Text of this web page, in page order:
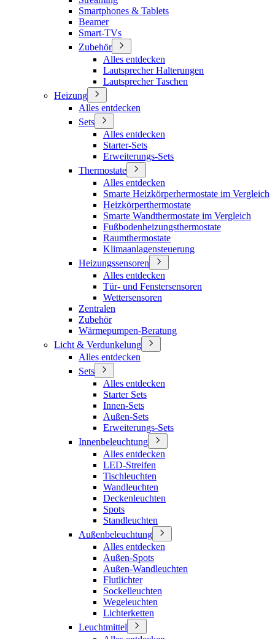
Smartphones & Tablets
Beamer
Smart-TVs
Zubehör
Alles entdecken
Lautsprecher Halterungen
Lautsprecher Taschen
Heizung
Alles entdecken
Sets
Alles entdecken
Starter-Sets
Erweiterungs-Sets
Thermostate
Alles entdecken
Smarte Heizkörperhermostate im Vergleich
Heizkörperthermostate
Smarte Wandthermostate im Vergleich
Fußbodenheizungsthermostate
Raumthermostate
Klimaanlagensteuerung
Heizungssensoren
Alles entdecken
Tür- und Fenstersensoren
Wettersensoren
Zentralen
Zubehör
Wärmepumpen-Beratung
Licht & Verdunkelung
Alles entdecken
Sets
Alles entdecken
Starter Sets
Innen-Sets
Außen-Sets
Erweiterungs-Sets
Innenbeleuchtung
Alles entdecken
LED-Streifen
Tischleuchten
Wandleuchten
Deckenleuchten
Spots
Standleuchten
Außenbeleuchtung
Alles entdecken
Außen-Spots
Außen-Wandleuchten
Flutlichter
Sockelleuchten
Wegeleuchten
Lichterketten
Leuchtmittel